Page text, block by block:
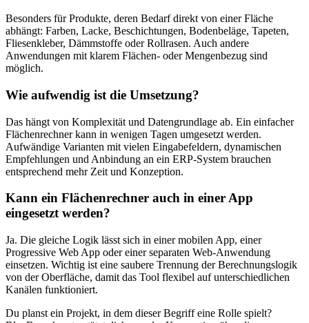
Besonders für Produkte, deren Bedarf direkt von einer Fläche
abhängt: Farben, Lacke, Beschichtungen, Bodenbeläge, Tapeten,
Fliesenkleber, Dämmstoffe oder Rollrasen. Auch andere
Anwendungen mit klarem Flächen- oder Mengenbezug sind
möglich.
Wie aufwendig ist die Umsetzung?
Das hängt von Komplexität und Datengrundlage ab. Ein einfacher
Flächenrechner kann in wenigen Tagen umgesetzt werden.
Aufwändige Varianten mit vielen Eingabefeldern, dynamischen
Empfehlungen und Anbindung an ein ERP-System brauchen
entsprechend mehr Zeit und Konzeption.
Kann ein Flächenrechner auch in einer App
eingesetzt werden?
Ja. Die gleiche Logik lässt sich in einer mobilen App, einer
Progressive Web App oder einer separaten Web-Anwendung
einsetzen. Wichtig ist eine saubere Trennung der Berechnungslogik
von der Oberfläche, damit das Tool flexibel auf unterschiedlichen
Kanälen funktioniert.
Du planst ein Projekt, in dem dieser Begriff eine Rolle spielt?